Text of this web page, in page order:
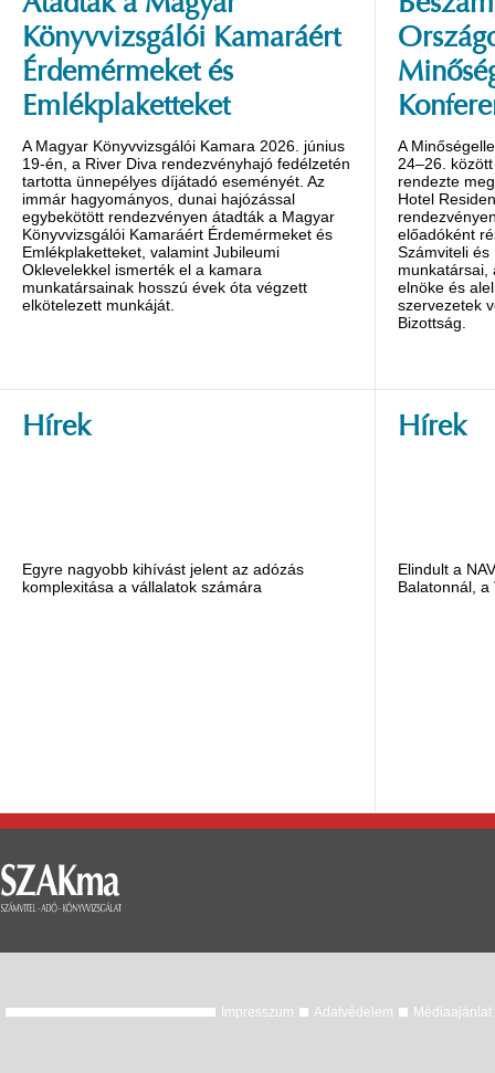
Könyvvizsgálói Kamaráért
Érdemérmeket és
Emlékplaketteket
A Magyar Könyvvizsgálói Kamara 2026. június
19-én, a River Diva rendezvényhajó fedélzetén
tartotta ünnepélyes díjátadó eseményét. Az
immár hagyományos, dunai hajózással
egybekötött rendezvényen átadták a Magyar
Könyvvizsgálói Kamaráért Érdemérmeket és
Emlékplaketteket, valamint Jubileumi
Oklevelekkel ismerték el a kamara
munkatársainak hosszú évek óta végzett
elkötelezett munkáját.
A
24–26.
rendezte
Hotel
előadóként
Számviteli és
munkatársai,
elnöke és
szervezetek
Bizottság.
Hírek
Egyre nagyobb kihívást jelent az adózás
komplexitása a vállalatok számára
Hírek
Elindult a
Balatonnál, a
Impresszum Adatvédelem Médiaajánlat